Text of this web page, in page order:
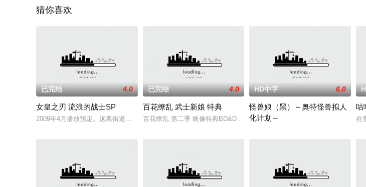
猜你喜欢
已完结 4.0
女皇之刃 流浪的战士SP
2009年4月播放預定。远离街道的荒野，到处都是白骨，周围是峭立的悬崖。与千变刺客梅罗娜对峙的长发面
已完结 4.0
百花缭乱 武士新娘 特典
百花缭乱 第二季 映像特典BD&DVD各卷收录的特典动画短片，共6话，每话3
HD中字 6.0
怪兽娘（黑）～奥特怪兽拟人
化计划～
既没有大城市那般的嘈杂，也没有郊外
咕
在